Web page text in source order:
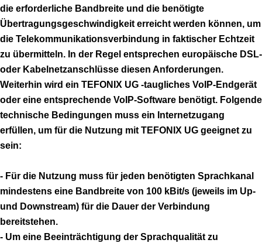
die erforderliche Bandbreite und die benötigte
Übertragungsgeschwindigkeit erreicht werden können, um
die Telekommunikationsverbindung in faktischer Echtzeit
zu übermitteln. In der Regel entsprechen europäische DSL-
oder Kabelnetzanschlüsse diesen Anforderungen.
Weiterhin wird ein TEFONIX UG -taugliches VoIP-Endgerät
oder eine entsprechende VoIP-Software benötigt. Folgende
technische Bedingungen muss ein Internetzugang
erfüllen, um für die Nutzung mit TEFONIX UG geeignet zu
sein:
- Für die Nutzung muss für jeden benötigten Sprachkanal
mindestens eine Bandbreite von 100 kBit/s (jeweils im Up-
und Downstream) für die Dauer der Verbindung
bereitstehen.
- Um eine Beeinträchtigung der Sprachqualität zu